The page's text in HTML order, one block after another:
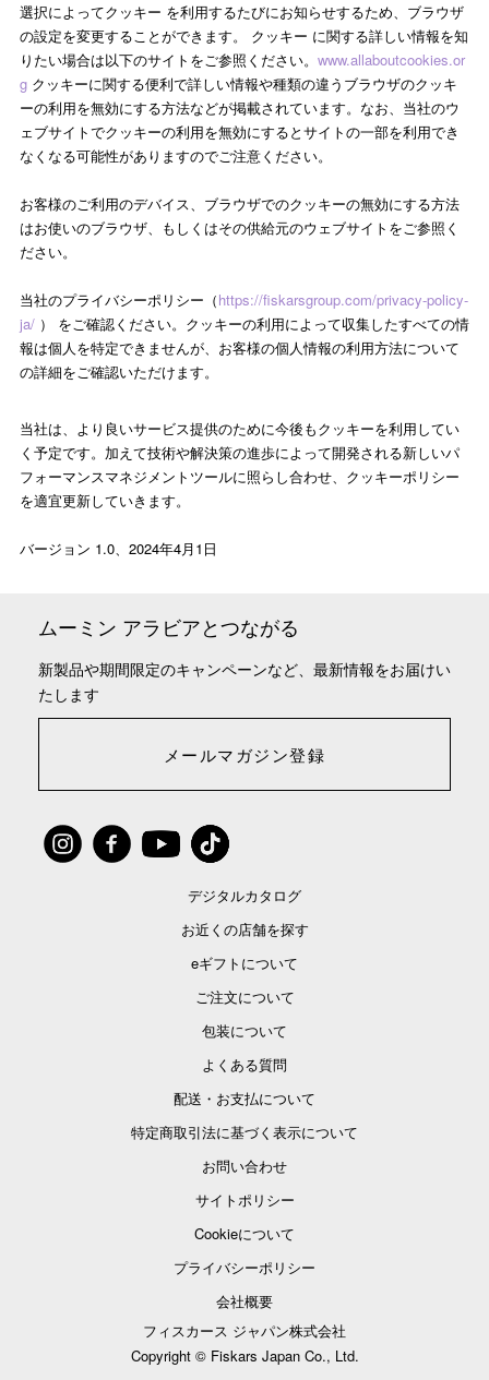
選択によってクッキー を利用するたびにお知らせするため、ブラウザ
の設定を変更することができます。 クッキー に関する詳しい情報を知
りたい場合は以下のサイトをご参照ください。 www.allaboutcookies.or
gクッキーに関する便利で詳しい情報や種類の違うブラウザのクッキ
ーの利用を無効にする方法などが掲載されています。なお、当社のウ
ェブサイトでクッキーの利用を無効にするとサイトの一部を利用でき
なくなる可能性がありますのでご注意ください。
お客様のご利用のデバイス、ブラウザでのクッキーの無効にする方法
はお使いのブラウザ、もしくはその供給元のウェブサイトをご参照く
ださい。
当社のプライバシーポリシー（https://fiskarsgroup.com/privacy-policy-
ja/） をご確認ください。クッキーの利用によって収集したすべての情
報は個人を特定できませんが、お客様の個人情報の利用方法について
の詳細をご確認いただけます。
当社は、より良いサービス提供のために今後もクッキーを利用してい
く予定です。加えて技術や解決策の進歩によって開発される新しいパ
フォーマンスマネジメントツールに照らし合わせ、クッキーポリシー
を適宜更新していきます。
バージョン 1.0、2024年4月1日
ムーミン アラビアとつながる
新製品や期間限定のキャンペーンなど、最新情報をお届けい
たします
メールマガジン登録
デジタルカタログ
お近くの店舗を探す
eギフトについて
ご注文について
包装について
よくある質問
配送・お支払について
特定商取引法に基づく表示について
お問い合わせ
サイトポリシー
Cookieについて
プライバシーポリシー
会社概要
フィスカース ジャパン株式会社
Copyright © Fiskars Japan Co., Ltd.